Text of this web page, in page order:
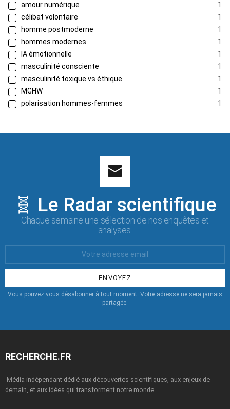
amour numérique
1
célibat volontaire
1
homme postmoderne
1
hommes modernes
1
IA émotionnelle
1
masculinité consciente
1
masculinité toxique vs éthique
1
MGHW
1
polarisation hommes-femmes
1
🧬 Le Radar scientifique
Chaque semaine une sélection de nos enquêtes et
analyses.
:
Vous pouvez vous désabonner à tout moment. Votre adresse ne sera jamais
partagée.
RECHERCHE.FR
Média indépendant dédié aux découvertes scientifiques, aux enjeux de
demain, et aux idées qui transforment notre monde.